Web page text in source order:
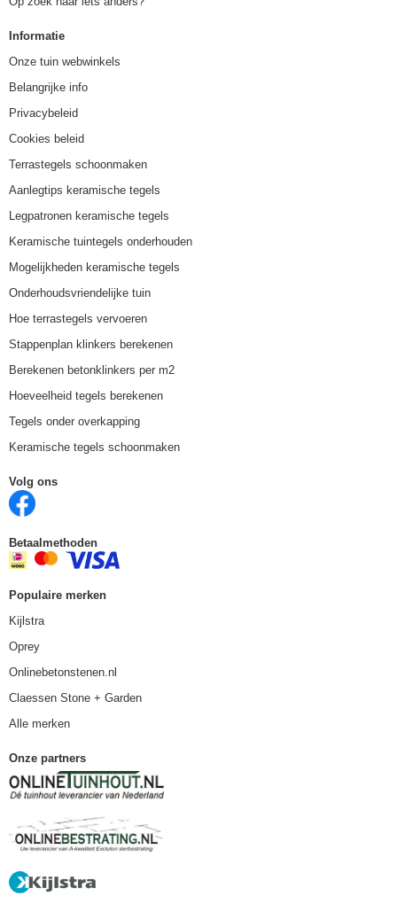
Informatie
Onze tuin webwinkels
Belangrijke info
Privacybeleid
Cookies beleid
Terrastegels schoonmaken
Aanlegtips keramische tegels
Legpatronen keramische tegels
Keramische tuintegels onderhouden
Mogelijkheden keramische tegels
Onderhoudsvriendelijke tuin
Hoe terrastegels vervoeren
Stappenplan klinkers berekenen
Berekenen betonklinkers per m2
Hoeveelheid tegels berekenen
Tegels onder overkapping
Keramische tegels schoonmaken
Volg ons
Betaalmethoden
Populaire merken
Kijlstra
Oprey
Onlinebetonstenen.nl
Claessen Stone + Garden
Alle merken
Onze partners